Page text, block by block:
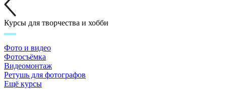
Курсы для творчества и хобби
Фото и видео
Фотосъёмка
Видеомонтаж
Ретушь для фотографов
Ещё курсы